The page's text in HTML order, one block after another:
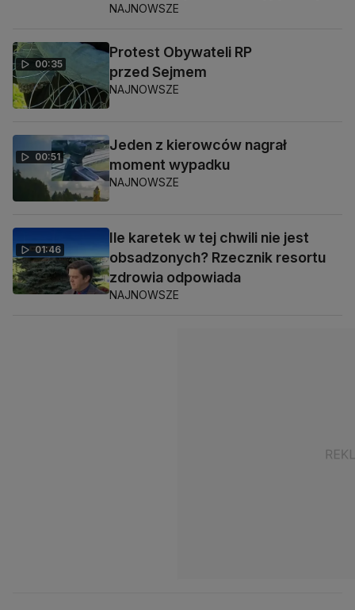
NAJNOWSZE
00:35
Protest Obywateli RP
przed Sejmem
NAJNOWSZE
00:51
Jeden z kierowców nagrał
moment wypadku
NAJNOWSZE
01:46
Ile karetek w tej chwili nie jest
obsadzonych? Rzecznik resortu
zdrowia odpowiada
NAJNOWSZE